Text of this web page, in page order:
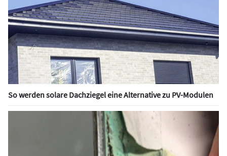
So werden solare Dachziegel eine Alternative zu PV-Modulen